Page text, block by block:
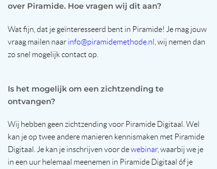
over Piramide. Hoe vragen wij dit aan?
Wat fijn, dat je geïnteresseerd bent in Piramide! Je mag jouw
vraag mailen naar info@piramidemethode.nl
, wij nemen dan
zo snel mogelijk contact op.
Is het mogelijk om een zichtzending te
ontvangen?
Wij hebben geen zichtzending voor Piramide Digitaal. Wel
kan je op twee andere manieren kennismaken met Piramide
Digitaal. Je kan je inschrijven voor dewebinar, waarbij we je
in een uur helemaal meenemen in Piramide Digitaal óf je